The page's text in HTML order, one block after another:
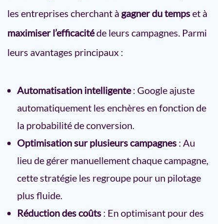
les entreprises cherchant à gagner du tempset à
maximiser l’efficacitéde leurs campagnes. Parmi
leurs avantages principaux :
Automatisation intelligente: Google ajuste
automatiquement les enchères en fonction de
la probabilité de conversion.
Optimisation sur plusieurs campagnes : Au
lieu de gérer manuellement chaque campagne,
cette stratégie les regroupe pour un pilotage
plus fluide.
Réduction des coûts : En optimisant pour des